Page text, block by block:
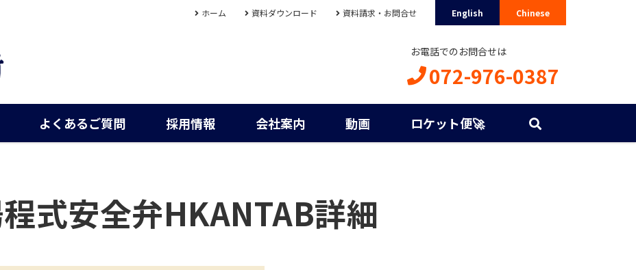
ホーム 資料ダウンロード 資料請求・お問合せ English Chinese
お電話でのお問合せは
072-976-0387
よくあるご質問 採用情報 会社案内 動画 ロケット便🚀
式安全弁HKANTAB詳細